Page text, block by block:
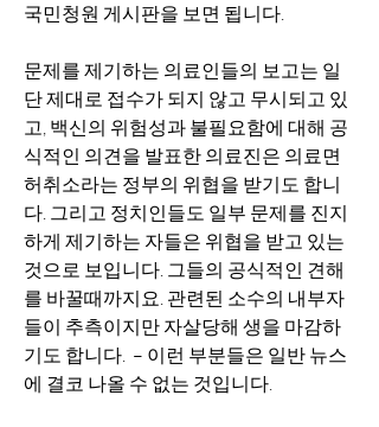
국민청원 게시판을 보면 됩니다.
문제를 제기하는 의료인들의 보고는 일
단 제대로 접수가 되지 않고 무시되고 있
고, 백신의 위험성과 불필요함에 대해 공
식적인 의견을 발표한 의료진은 의료면
허취소라는 정부의 위협을 받기도 합니
다. 그리고 정치인들도 일부 문제를 진지
하게 제기하는 자들은 위협을 받고 있는
것으로 보입니다. 그들의 공식적인 견해
를 바꿀때까지요. 관련된 소수의 내부자
들이 추측이지만 자살당해 생을 마감하
기도 합니다.  – 이런 부분들은 일반 뉴스
에 결코 나올 수 없는 것입니다.